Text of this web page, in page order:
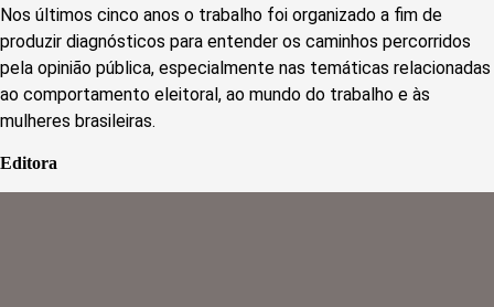
Nos últimos cinco anos o trabalho foi organizado a fim de
produzir diagnósticos para entender os caminhos percorridos
pela opinião pública, especialmente nas temáticas relacionadas
ao comportamento eleitoral, ao mundo do trabalho e às
mulheres brasileiras.
Editora